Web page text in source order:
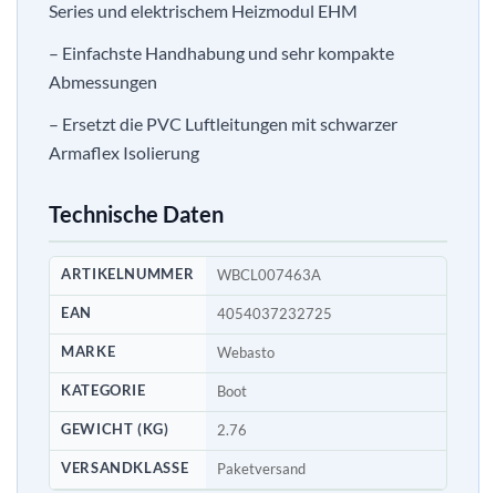
Series und elektrischem Heizmodul EHM
– Einfachste Handhabung und sehr kompakte
Abmessungen
– Ersetzt die PVC Luftleitungen mit schwarzer
Armaflex Isolierung
Technische Daten
ARTIKELNUMMER WBCL007463A
EAN 4054037232725
MARKE Webasto
KATEGORIE Boot
GEWICHT (KG) 2.76
VERSANDKLASSE Paketversand